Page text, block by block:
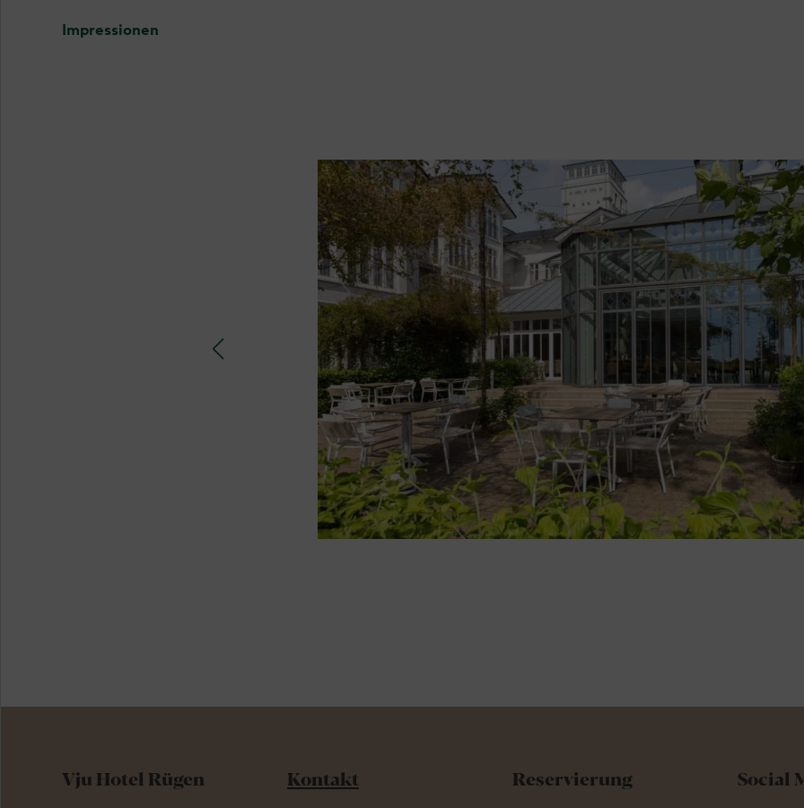
Impressionen
Vju Hotel Rügen Kontakt Reservierung Social